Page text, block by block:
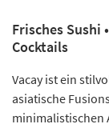
Frisches Sushi
Cocktails
Vacay ist ein
asiatische
minimalistischen